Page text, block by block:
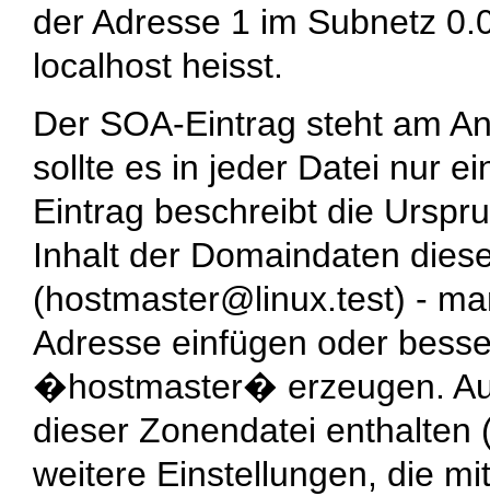
der Adresse 1 im Subnetz
localhost heisst.
Der SOA-Eintrag steht am
sollte es in jeder Datei nur
Eintrag beschreibt die
Inhalt der Domaindaten
(hostmaster@linux.test) -
Adresse einfügen oder
�hostmaster� erzeugen.
dieser Zonendatei enthalten
weitere Einstellungen, die